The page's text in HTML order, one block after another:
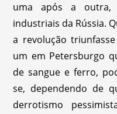
uma após a outra,
industriais da Rússia.
a revolução
um em Petersburgo
de sangue e ferro,
se, dependendo de
derrotismo